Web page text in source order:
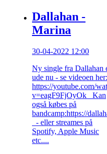
Dallahan -
Marina
30-04-2022 12:00
Ny single fra Dallahan
ude nu - se videoen her:
https://youtube.com/
v=eagF9FjOyOk Kan
også købes på
bandcamp:https://
- eller streames på
Spotify, Apple Music
etc....